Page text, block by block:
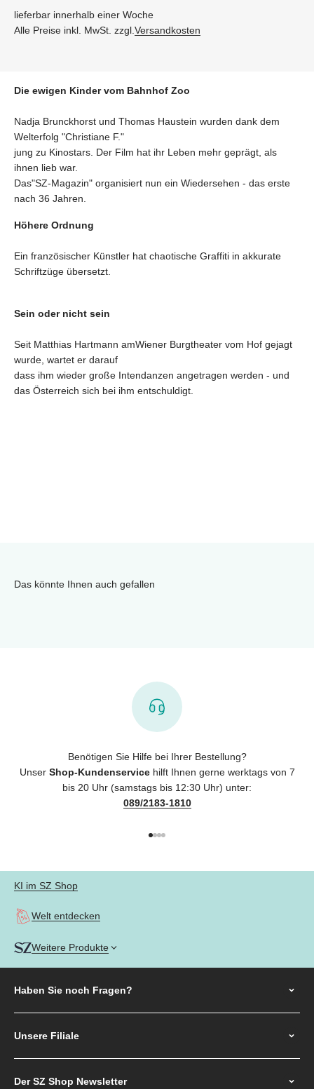
lieferbar innerhalb einer Woche
Alle Preise inkl. MwSt. zzgl. Versandkosten
Die ewigen Kinder vom Bahnhof Zoo
Nadja Brunckhorst und Thomas Haustein wurden dank dem
Welterfolg "Christiane F."
jung zu Kinostars. Der Film hat ihr Leben mehr geprägt, als
ihnen lieb war.
Das"SZ-Magazin" organisiert nun ein Wiedersehen - das erste
nach 36 Jahren.
Höhere Ordnung
Ein französischer Künstler hat chaotische Graffiti in akkurate
Schriftzüge übersetzt.
Sein oder nicht sein
Seit Matthias Hartmann amWiener Burgtheater vom Hof gejagt
wurde, wartet er darauf
dass ihm wieder große Intendanzen angetragen werden - und
das Österreich sich bei ihm entschuldigt.
Das könnte Ihnen auch gefallen
Benötigen Sie Hilfe bei Ihrer Bestellung?
Unser Shop-Kundenservicehilft Ihnen gerne werktags von 7
bis 20 Uhr (samstags bis 12:30 Uhr) unter:
089/2183-1810
KI im SZ Shop
Welt entdecken
Weitere Produkte
Haben Sie noch Fragen?
Unsere Filiale
Der SZ Shop Newsletter